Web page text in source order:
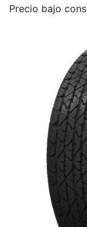
Precio bajo